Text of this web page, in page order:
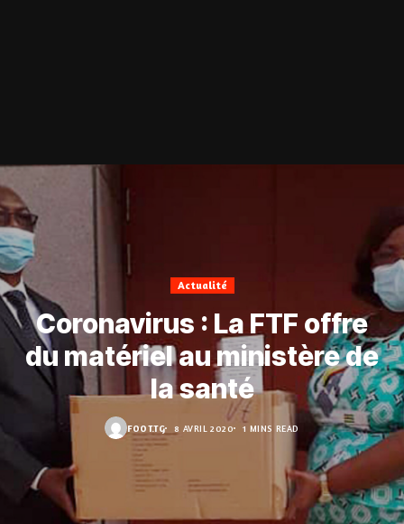
Actualité
Coronavirus : La FTF offre
du matériel au ministère de
la santé
FOOT.TG 8 AVRIL 2020 1 MINS READ